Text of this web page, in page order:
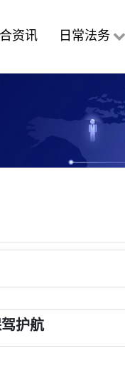
资讯 日常法务
护航